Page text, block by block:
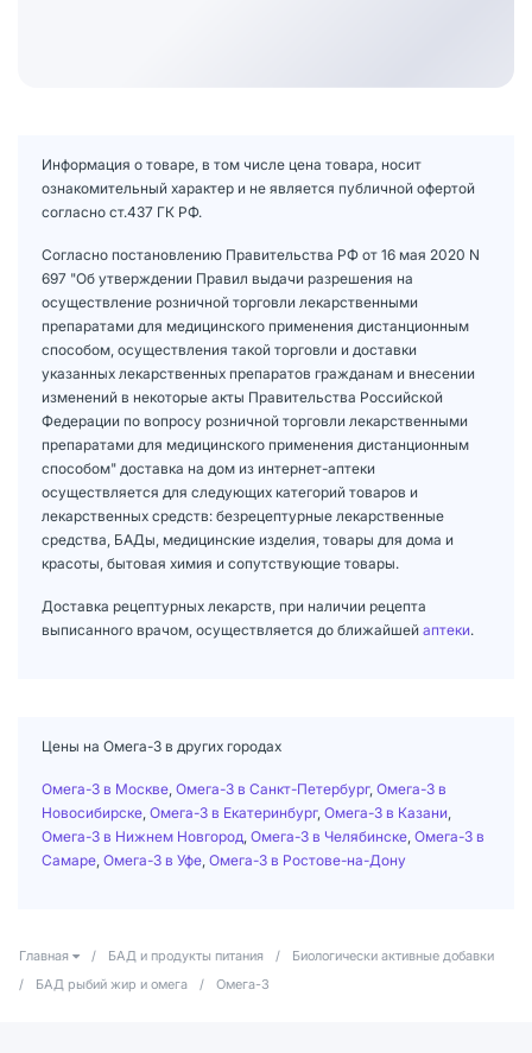
Информация о товаре, в том числе цена товара, носит
ознакомительный характер и не является публичной офертой
согласно ст.437 ГК РФ.
Согласно постановлению Правительства РФ от 16 мая 2020 N
697 "Об утверждении Правил выдачи разрешения на
осуществление розничной торговли лекарственными
препаратами для медицинского применения дистанционным
способом, осуществления такой торговли и доставки
указанных лекарственных препаратов гражданам и внесении
изменений в некоторые акты Правительства Российской
Федерации по вопросу розничной торговли лекарственными
препаратами для медицинского применения дистанционным
способом" доставка на дом из интернет-аптеки
осуществляется для следующих категорий товаров и
лекарственных средств: безрецептурные лекарственные
средства, БАДы, медицинские изделия, товары для дома и
красоты, бытовая химия и сопутствующие товары.
Доставка рецептурных лекарств, при наличии рецепта
выписанного врачом, осуществляется до ближайшей аптеки.
Цены на Омега-3 в других городах
Омега-3 в Москве Омега-3 в Санкт-Петербург, Омега-3 в
Новосибирске Омега-3 в Екатеринбург, Омега-3 в Казани
Омега-3 в Нижнем Новгород Омега-3 в Челябинске Омега-3 в
Самаре Омега-3 в Уфе Омега-3 в Ростове-на-Дону
Главная / БАД и продукты питания /
Биологически активные добавки
/
БАД рыбий жир и омега / Омега-3